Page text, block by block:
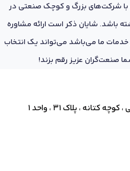
و با شرکت‌های بزرگ و کوچک صنعتی در
شایان ذکر است ارائه مشاوره
ما می‌باشد می‌تواند یک انتخاب
صنعت‌گران عزیز رقم بزند!
کتانه ، پلاک ۳۱ ، واحد ۱